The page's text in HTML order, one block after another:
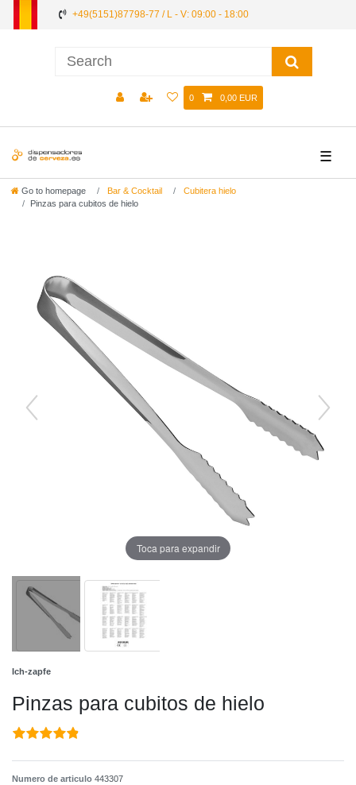
+49(5151)87798-77 / L - V: 09:00 - 18:00
0 0,00 EUR
☰
Go to homepage Bar & Cocktail
Cubitera hielo
Pinzas para cubitos de hielo
Toca para expandir
Ich-zapfe
Pinzas para cubitos de hielo
Numero de articulo 443307